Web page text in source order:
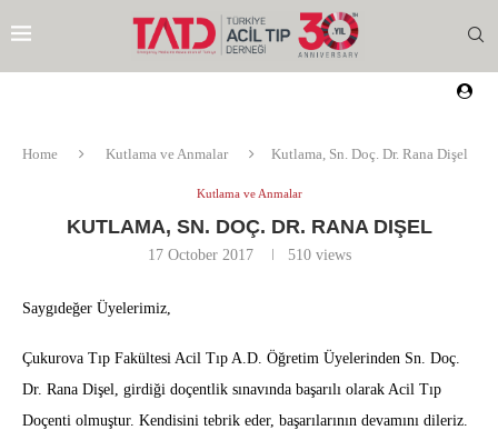
Home Kutlama ve Anmalar Kutlama, Sn. Doç. Dr. Rana Dişel
Kutlama ve Anmalar
KUTLAMA, SN. DOÇ. DR. RANA DIŞEL
17 October 2017 510views
Saygıdeğer Üyelerimiz,
Çukurova Tıp Fakültesi Acil Tıp A.D. Öğretim Üyelerinden Sn. Doç.
Dr. Rana Dişel, girdiği doçentlik sınavında başarılı olarak Acil Tıp
Doçenti olmuştur. Kendisini tebrik eder, başarılarının devamını dileriz.